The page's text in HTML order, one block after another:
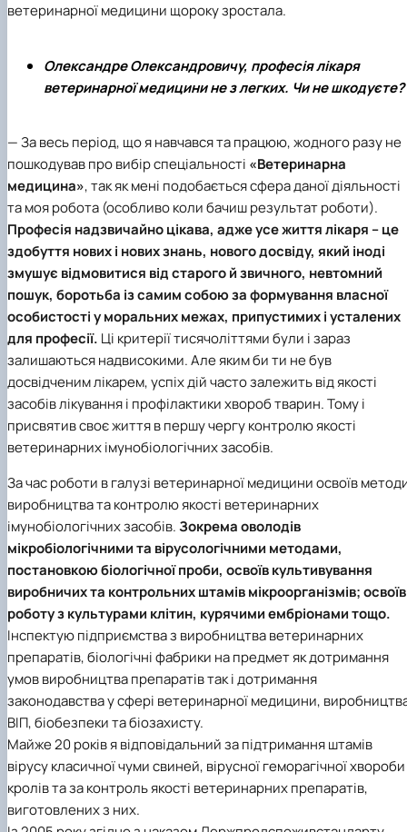
ветеринарної медицини щороку зростала.
Олександре Олександровичу, професія лікаря
ветеринарної медицини не з легких. Чи не шкодуєте?
— За весь період, що я навчався та працюю, жодного разу не
пошкодував про вибірспеціальності «Ветеринарна
медицина», так як мені подобається сфера даної діяльності
та моя робота (особливо коли бачиш результат роботи).
Професія надзвичайно цікава, адже усе життя лікаря – це
здобуття нових і нових знань, нового досвіду, який іноді
змушує відмовитися від старого й звичного, невтомний
пошук, боротьба із самим собою за формування власної
особистості у моральних межах, припустимих і усталених
для професії. Ці критерії тисячоліттями були і зараз
залишаються надвисокими. Але яким би ти не був
досвідченим лікарем, успіх дій часто залежить від якості
засобів лікування і профілактики хвороб тварин. Тому і
присвятив своє життя в першу чергу контролю якості
ветеринарних імунобіологічних засобів.
За час роботи в галузі ветеринарної медицини освоїв
виробництва та контролю якості ветеринарних
імунобіологічних засобів. Зокрема оволодів
мікробіологічними та вірусологічними методами,
постановкою біологічної проби, освоїв культивування
виробничих та контрольних штамів мікроорганізмів; освоїв
роботу з культурами клітин, курячими ембріонами тощо.
Інспектую підприємства з виробництва ветеринарних
препаратів, біологічні фабрики на предмет як дотримання
умов виробництва препаратів так і дотримання
законодавства у сфері ветеринарної медицини,
ВІП, біобезпеки та біозахисту.
Майже 20 років я відповідальний за підтримання штамів
вірусу класичної чуми свиней, вірусної геморагічної хвороби
кролів та за контроль якості ветеринарних препаратів,
виготовлених з них.